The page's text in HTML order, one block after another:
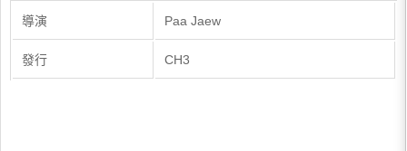
導演 Paa Jaew
發行 CH3